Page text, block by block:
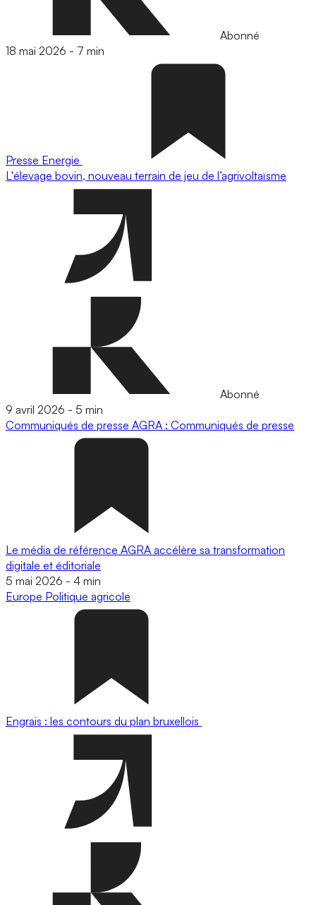
Abonné
18 mai 2026 - 7 min
Presse Energie
L'élevage bovin, nouveau terrain de jeu de l’agrivoltaïsme
Abonné
9 avril 2026 - 5 min
Communiqués de presse AGRA : Communiqués de presse
Le média de référence AGRA accélère sa transformation
digitale et éditoriale
5 mai 2026 - 4 min
Europe Politique agricole
Engrais : les contours du plan bruxellois